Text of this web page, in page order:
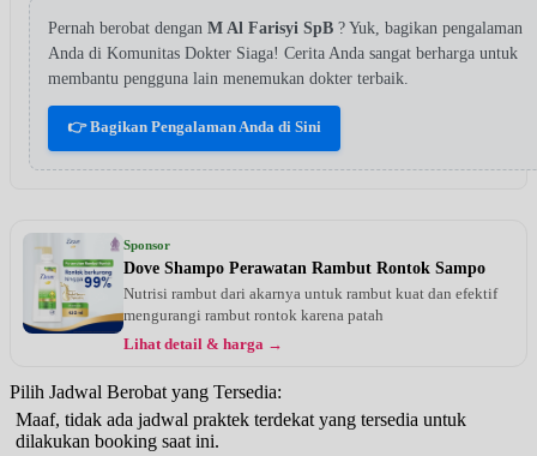
Pernah berobat dengan M Al Farisyi SpB ? Yuk, bagikan pengalaman
Anda di Komunitas Dokter Siaga! Cerita Anda sangat berharga untuk
membantu pengguna lain menemukan dokter terbaik.
👉 Bagikan Pengalaman Anda di Sini
Sponsor
Dove Shampo Perawatan Rambut Rontok Sampo
Nutrisi rambut dari akarnya untuk rambut kuat dan efektif
mengurangi rambut rontok karena patah
Lihat detail & harga →
Pilih Jadwal Berobat yang Tersedia:
Maaf, tidak ada jadwal praktek terdekat yang tersedia untuk
dilakukan booking saat ini.